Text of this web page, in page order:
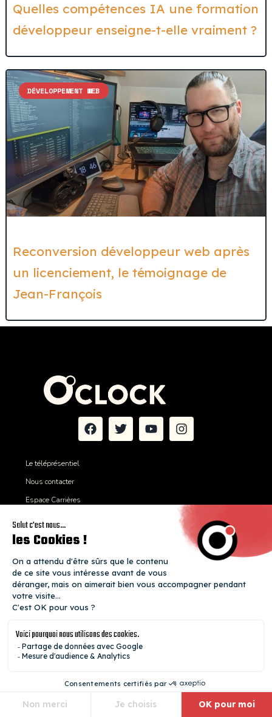
Quelles compétences IA une formation
développeur enseigne-t-elle vraiment ?
DÉVELOPPEMENT WEB
Reconversion développeur web après
un licenciement, le témoignage de
Jean-François
Le téléprésentiel
Nous contacter
Espace Carrières
Notre Blog
Mentions légales
Développeur Web, augmenté par l’IA
Concepteur d’application Web, augmenté par l’IA
Expert CyberSécurité
Mobilité internationale